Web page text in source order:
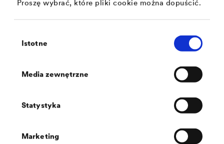
Proszę wybrać, które pliki cookie można dopuścić.
zgody
Istotne
Media zewnętrzne
Statystyka
Marketing
Taśmy do przykrywania i uszczelniania kontrłat lub detali
-ALPINA
szczelności 1).